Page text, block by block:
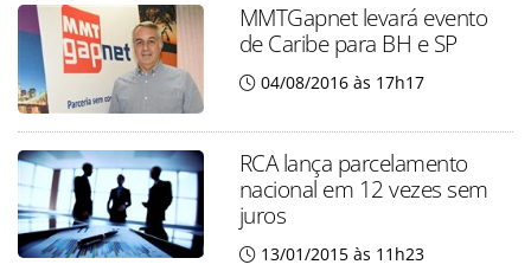
MMTGapnet levará evento
de Caribe para BH e SP
04/08/2016 às 17h17
RCA lança parcelamento
nacional em 12 vezes sem
juros
13/01/2015 às 11h23